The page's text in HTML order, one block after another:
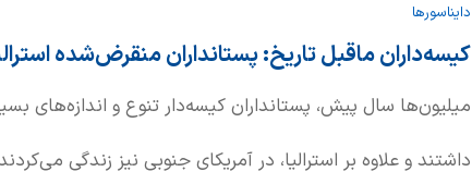
دایناسورها
کیسه‌داران ماقبل تاریخ: پستانداران منقرض‌شده
میلیون‌ها سال پیش، پستانداران کیسه‌دار تنوع و اندازه‌های
داشتند و علاوه بر استرالیا، در آمریکای جنوبی نیز زندگی